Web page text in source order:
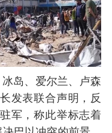
岛、爱尔兰、卢森
发表联合声明，反
军，称此举标志着